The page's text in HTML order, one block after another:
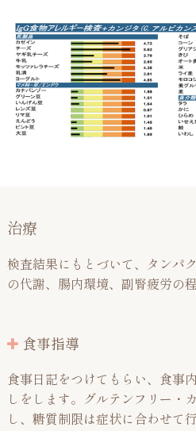
治療
検査結果にもとづいて、タンパ
の代謝、腸内環境、副腎疲労の
食事指導
食事日記をつけてもらい、食事
しをします。グルテンフリー・
し、糖質制限は症状に合わせて